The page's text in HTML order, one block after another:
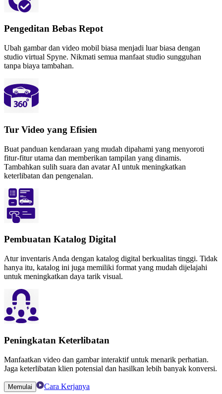
Pengeditan Bebas Repot
Ubah gambar dan video mobil biasa menjadi luar biasa dengan
studio virtual Spyne. Nikmati semua manfaat studio sungguhan
tanpa biaya tambahan.
Tur Video yang Efisien
Buat panduan kendaraan yang mudah dipahami yang menyoroti
fitur-fitur utama dan memberikan tampilan yang dinamis.
Tambahkan sulih suara dan avatar AI untuk meningkatkan
keterlibatan dan pengenalan.
Pembuatan Katalog Digital
Atur inventaris Anda dengan katalog digital berkualitas tinggi. Tidak
hanya itu, katalog ini juga memiliki format yang mudah dijelajahi
untuk meningkatkan daya tarik visual.
Peningkatan Keterlibatan
Manfaatkan video dan gambar interaktif untuk menarik perhatian.
Jaga keterlibatan klien potensial dan hasilkan lebih banyak konversi.
Memulai Cara Kerjanya